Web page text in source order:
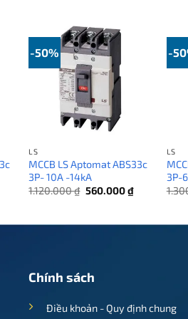
-50%
LS
MCCB LS Aptomat ABS33c
3P- 10A -14kA
1.120.000₫ Giá
560.000₫Giá
hiện
-
LS
3P-
Chính sách
Điều khoản - Quy định chung